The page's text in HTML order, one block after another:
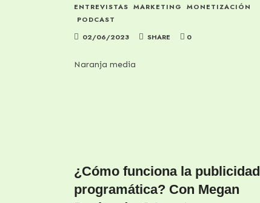
ENTREVISTAS MARKETING
MONETIZACIÓN
PODCAST
02/06/2023
SHARE 0
Naranja media
¿Cómo funciona la publicidad
programática? Con Megan